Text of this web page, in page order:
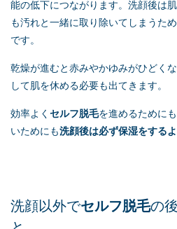
能の低下につながります。洗顔後は
も汚れと一緒に取り除いてしまうた
です。
乾燥が進むと赤みやかゆみがひどくな
して肌を休める必要も出てきます。
効率よく セルフ脱毛を進めるために
いためにも洗顔後は必ず保湿をする
洗顔以外でセルフ脱毛の